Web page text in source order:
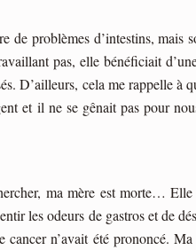
problèmes d’intestins,
pas, elle bénéficiait
D’ailleurs, cela me rappelle
et il ne se gênait pas pour
ma mère est morte…
les odeurs de gastros et de
n’avait été prononcé.